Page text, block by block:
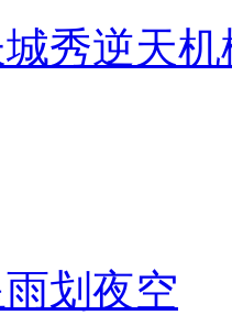
秀逆天机
划夜空